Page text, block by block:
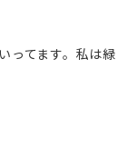
ってます。私は緑